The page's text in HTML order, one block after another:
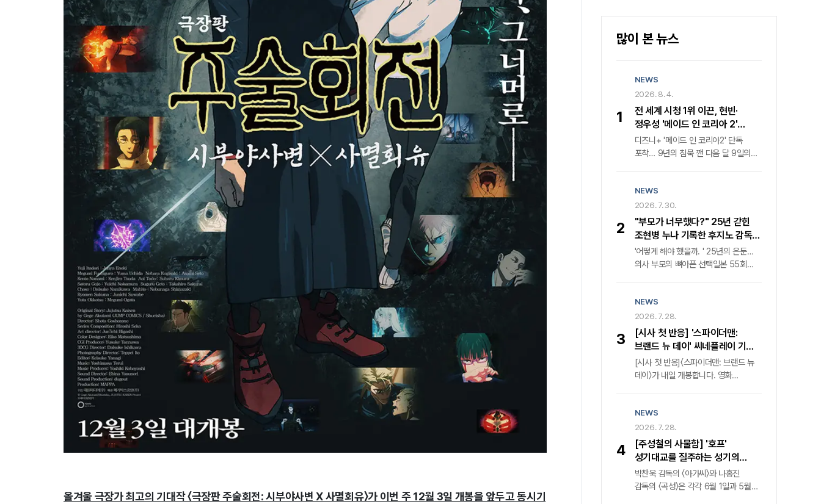
올겨울 극장가 최고의 기대작 〈극장판 주술회전: 시부야사변 X 사멸회유〉가 이번 주 12월 3일 개봉을 앞두고 동시기
많이 본 뉴스
1
NEWS
2026. 8. 4.
전 세계 시청 1위 이끈, 현빈·
정우성 '메이드 인 코리아 2'
귀환… 디즈니+ 내달 9일 공개
디즈니+ '메이드 인 코리아2' 단독
포착… 9년의 침묵 깬 다음 달 9일의
1위를 거머쥔 '메이드 인 코리아'가
마침내 두 번째 장을 연다. 월트디즈니
컴퍼니 코리아는 다음 달 9일 '메이드
인 코리아2'의 전 세계 동시 첫 공개를
공식화하며 웰메이드 누아르의 귀환을
알렸다. 격동의 1970년대를 관통했던
전작은 낮에는 중앙정보부 요원, 밤에는
집념의 검사 장건영('정우성' 분)의 숨
막히는 혈투를 그렸다. 압도적인
몰입감과 탄탄한 서사로 국내외 평단의
찬사를 받으며 K-콘텐츠의 위상을 높인
바 있다.
2
NEWS
2026. 7. 30.
"부모가 너무했다?" 25년 갇힌
조현병 누나 기록한 후지노 감독의
속사정
'어떻게 해야 했을까. ' 25년의 은둔…
의사 부모의 뼈아픈 선택일본 55회
단면을 넘어선 성찰, 카메라가 응시한
가족의 이면"부모의 대처가 가혹했다는
비판이 지배적이었다. 그러나 과연 이
비극의 책임이 온전히 그들에게만 있는
것일까. " 25년이라는 긴 세월 동안
세상과 단절된 채 살아온 조현병 환자
누나의 궤적을 좇은 다큐멘터리 영화
반문한다. 그는 가족의 치부를 스크린에
투사한 목적이 부모에 대한 단죄가
아님을 명확히 했다. 오히려 현재
진행형인 사회적 고립과 정신질환자
돌봄의 사각지대를 공론화하기 위한
치열한 기록임을 강조한다.
3
NEWS
2026. 7. 28.
[시사 첫 반응] '스파이더맨:
브랜드 뉴 데이' 씨네플레이 기자
별점
[시사 첫 반응]〈스파이더맨: 브랜드 뉴
데이〉가 내일 개봉합니다. 영화
모두에게 잊힌 ‘피터 파커’ 가 자신의
정체를 기억하는 의문의 적의 등장과
DNA 변이로 통제 불가능한 힘을
얻으며 더 깊은 혼란에 빠진 가운데,
소중한 이들을 지키기 위해 새로운
위협에 맞서는 액션 블록버스터인데요.
씨네플레이 기자들이 시사회에서
4
NEWS
2026. 7. 28.
[주성철의 사물함] '호프'
성기대교를 질주하는 성기의
트러커캡을 통해 '황해' '곡성' 다시
보기
박찬욱 감독의 〈아가씨〉와 나홍진
감독의 〈곡성〉은 각각 6월 1일과 5월